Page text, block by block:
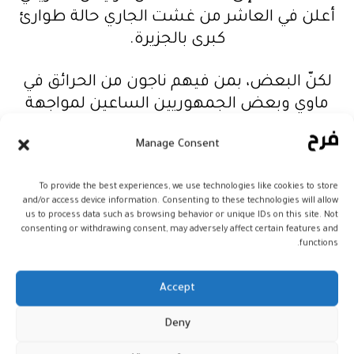
Manage Consent
To provide the best experiences, we use technologies like cookies to store
and/or access device information. Consenting to these technologies will allow
us to process data such as browsing behavior or unique IDs on this site. Not
consenting or withdrawing consent, may adversely affect certain features and
functions.
Accept
Deny
أعلن في العاشر من غشت الجاري حالة طوارئ
كبرى بالجزيرة.
لكنّ البعض، بمن فيهم ناجون من الحرائق في
ماوي وبعض الجمهوريين الساعين لمواجهة
أشاروا إلى أنّ المساعدات الفدرالية غير كافية
ويشير سكّان ماوي إلى أنّ عمليات العثور على
أحبائهم وتحديد هويات الجثث التي يتمّ انتشالها
هاواي جوش غرين الأحد أنّ أكثر من ألف
شخص ما زالوا في عداد المفقودين، مرجّحاً
وجود العديد من الأطفال بينهم.